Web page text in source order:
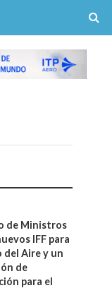
de Ministros
IFF para
del Aire y un
de
para el